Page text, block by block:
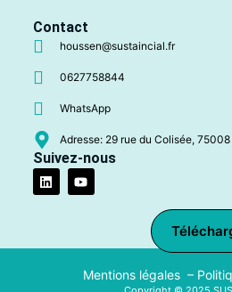
Contact
houssen@sustaincial.fr
0627758844
WhatsApp
Adresse: 29 rue du Colisée,
Suivez-nous
Mentions légales –